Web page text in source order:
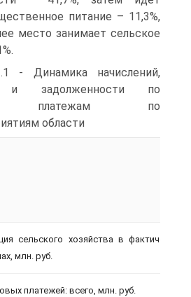
питание – 11,3%,
место занимает сельское
- Динамика начислений,
и задолженности по
платежам по
области
сельского хозяйства в фактически
млн. руб.
платежей: всего, млн. руб.